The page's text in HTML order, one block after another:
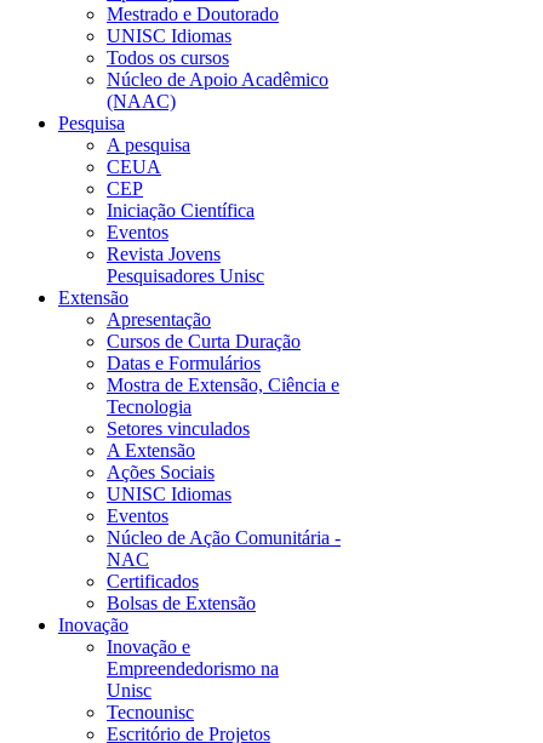
Mestrado e Doutorado
UNISC Idiomas
Todos os cursos
Núcleo de Apoio Acadêmico
(NAAC)
Pesquisa
A pesquisa
CEUA
CEP
Iniciação Científica
Eventos
Revista Jovens
Pesquisadores Unisc
Extensão
Apresentação
Cursos de Curta Duração
Datas e Formulários
Mostra de Extensão, Ciência e
Tecnologia
Setores vinculados
A Extensão
Ações Sociais
UNISC Idiomas
Eventos
Núcleo de Ação Comunitária -
NAC
Certificados
Bolsas de Extensão
Inovação
Inovação e
Empreendedorismo na
Unisc
Tecnounisc
Escritório de Projetos